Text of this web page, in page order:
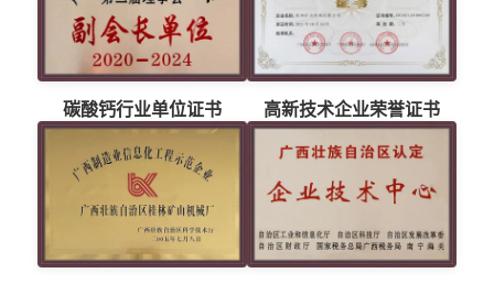
碳酸钙行业单位证书 高新技术企业荣誉证书